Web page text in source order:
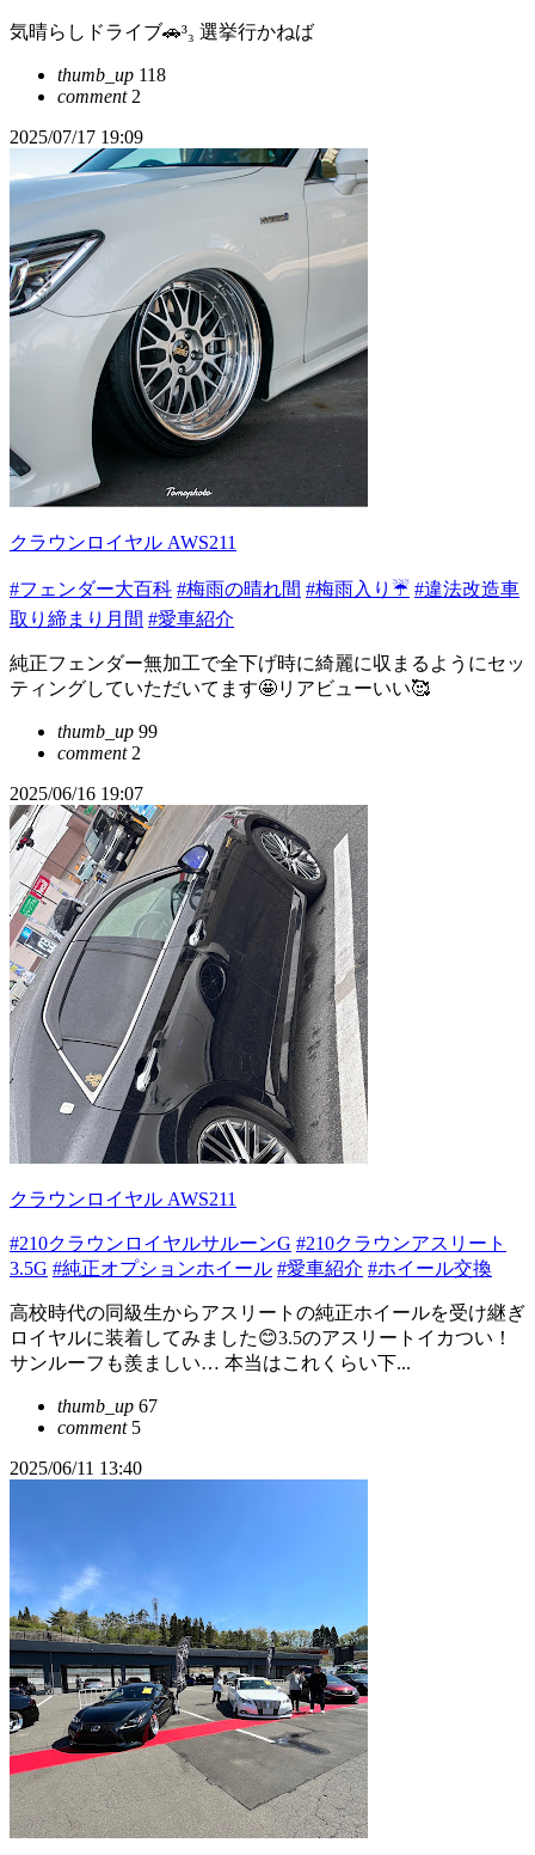
気晴らしドライブ🚗³₃ 選挙行かねば
thumb_up 118
comment2
2025/07/17 19:09
クラウンロイヤル AWS211
#フェンダー大百科 #梅雨の晴れ間 #梅雨入り☔ #違法改造車
取り締まり月間 #愛車紹介
純正フェンダー無加工で全下げ時に綺麗に収まるようにセッ
ティングしていただいてます🤩リアビューいい🥰
thumb_up 99
comment2
2025/06/16 19:07
クラウンロイヤル AWS211
#210クラウンロイヤルサルーンG #210クラウンアスリート
3.5G #純正オプションホイール #愛車紹介 #ホイール交換
高校時代の同級生からアスリートの純正ホイールを受け継ぎ
ロイヤルに装着してみました😊3.5のアスリートイカつい！
サンルーフも羨ましい… 本当はこれくらい下...
thumb_up 67
comment5
2025/06/11 13:40